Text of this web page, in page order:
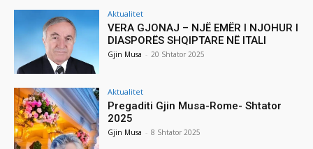
Aktualitet
VERA GJONAJ – NJË EMËR I NJOHUR I
DIASPORËS SHQIPTARE NË ITALI
Gjin Musa - 20 Shtator 2025
Aktualitet
Pregaditi Gjin Musa-Rome- Shtator
2025
Gjin Musa - 8 Shtator 2025